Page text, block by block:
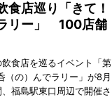
食店巡り「きて！
リー」 100店舗
食店を巡るイベント「第
（の）んでラリー」が8月
福島駅東口周辺で開催さ